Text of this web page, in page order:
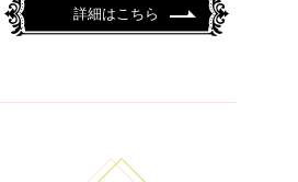
詳細はこちら